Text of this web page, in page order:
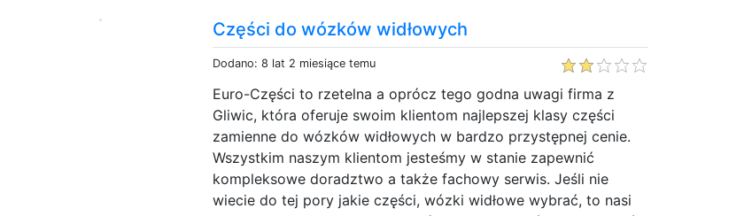
Części do wózków widłowych
Dodano: 8 lat 2 miesiące temu
Euro-Części to rzetelna a oprócz tego godna uwagi firma z
Gliwic, która oferuje swoim klientom najlepszej klasy części
zamienne do wózków widłowych w bardzo przystępnej cenie.
Wszystkim naszym klientom jesteśmy w stanie zapewnić
kompleksowe doradztwo a także fachowy serwis. Jeśli nie
wiecie do tej pory jakie części, wózki widłowe wybrać, to nasi